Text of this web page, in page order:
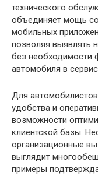
технического
объединяет мощь
мобильных
позволяя выявлять
без необходимости
автомобиля в
Для
удобства и
возможности
клиентской базы.
организационные
выглядит
примеры